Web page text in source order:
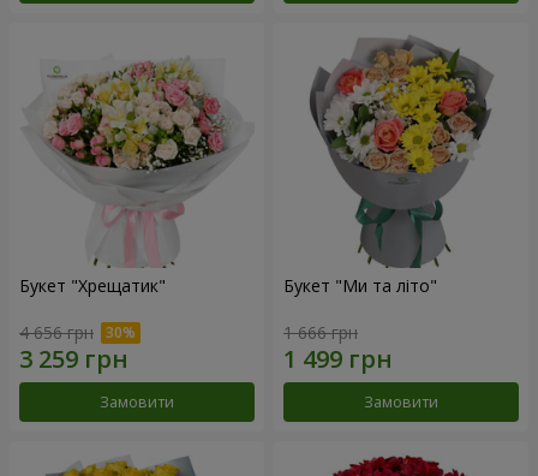
Букет "Хрещатик"
4 656 грн
Замовити
Букет "Ми та літо"
1 666 грн
Замовити